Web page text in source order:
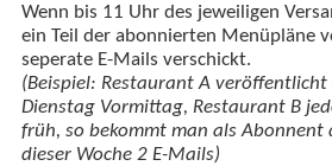
Wenn bis 11 Uhr des jeweiligen
ein Teil der abonnierten Menüpläne
seperate E-Mails verschickt.
(Beispiel: Restaurant A
Dienstag Vormittag, Restaurant B
früh, so bekommt man als Abonnent
dieser Woche 2 E-Mails)